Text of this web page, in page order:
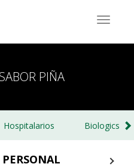
PIÑA
Hospitalarios Biologics